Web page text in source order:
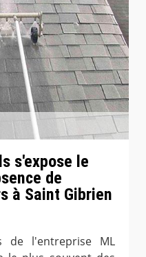
s'expose le
de
à Saint Gibrien
de l'entreprise ML